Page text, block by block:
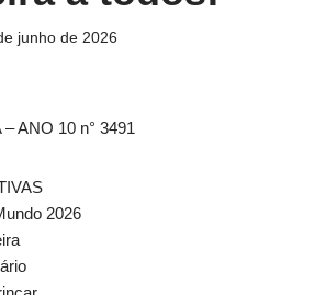
junho de 2026
ANO 10 n° 3491
2026